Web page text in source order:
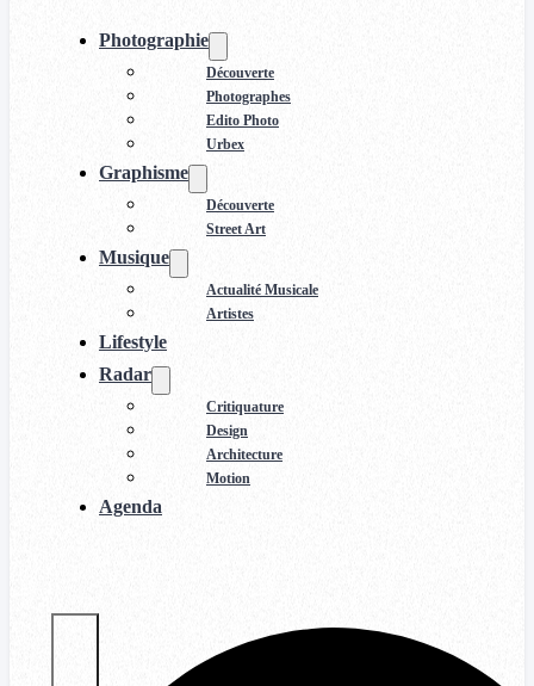
Photographie
Découverte
Photographes
Edito Photo
Urbex
Graphisme
Découverte
Street Art
Musique
Actualité Musicale
Artistes
Lifestyle
Radar
Critiquature
Design
Architecture
Motion
Agenda